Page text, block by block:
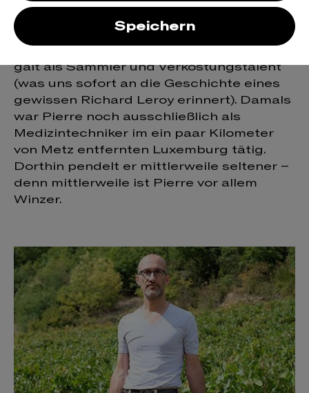
bevor er selbst Weine machte, war Pierre
Andrey bei vielen Winzer für seine
Leidenschaft für Naturwein bekannt. Er
galt als Sammler und Verkostungstalent
(was uns sofort an die Geschichte eines
gewissen Richard Leroy erinnert). Damals
war Pierre noch ausschließlich als
Medizintechniker im ein paar Kilometer
von Metz entfernten Luxemburg tätig.
Dorthin pendelt er mittlerweile seltener –
denn mittlerweile ist Pierre vor allem
Winzer.
Speichern